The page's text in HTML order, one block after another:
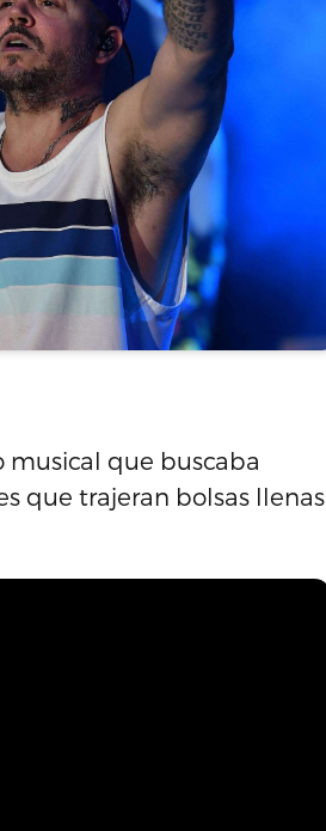
musical que buscaba
que trajeran bolsas llenas